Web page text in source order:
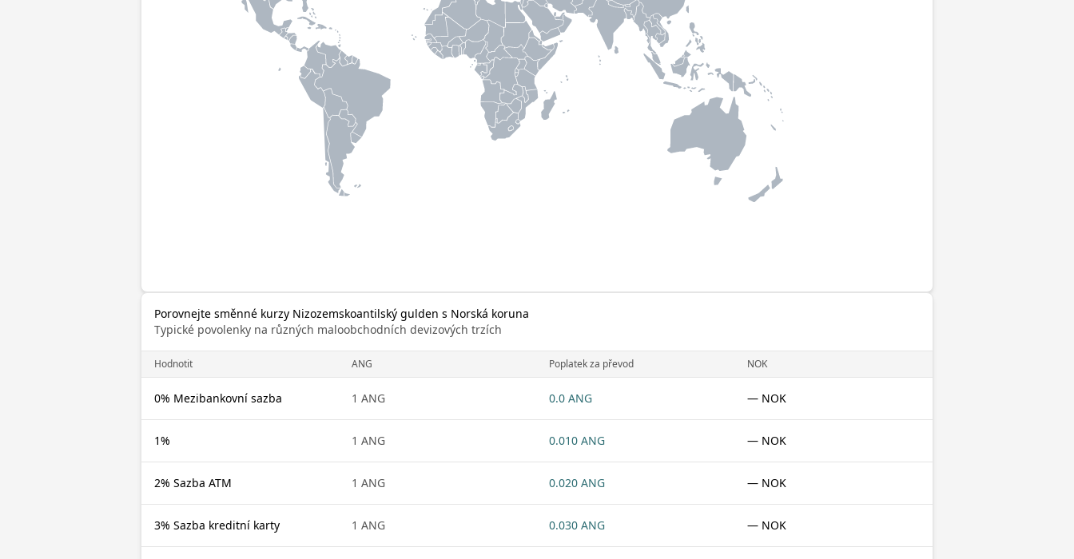
Porovnejte směnné kurzy Nizozemskoantilský gulden s Norská koruna
Typické povolenky na různých maloobchodních devizových trzích
Hodnotit ANG Poplatek za převod NOK
0% Mezibankovní sazba 1 ANG 0.0 ANG — NOK
1% 1 ANG 0.010 ANG — NOK
2% Sazba ATM 1 ANG 0.020 ANG — NOK
3% Sazba kreditní karty 1 ANG 0.030 ANG — NOK